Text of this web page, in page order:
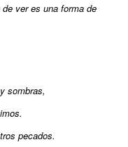
ver es una forma de
sombras,
pecados.